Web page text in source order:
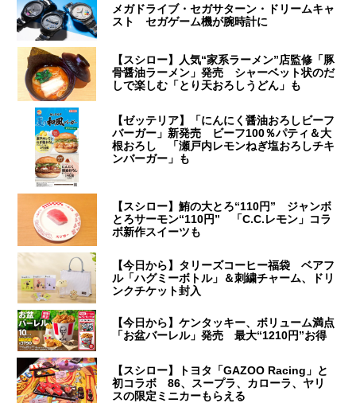
メガドライブ・セガサターン・ドリームキャ
スト セガゲーム機が腕時計に
【スシロー】人気“家系ラーメン”店監修「豚
骨醤油ラーメン」発売 シャーベット状のだ
しで楽しむ「とり天おろしうどん」も
【ゼッテリア】「にんにく醤油おろしビーフ
バーガー」新発売 ビーフ100％パティ＆大
根おろし 「瀬戸内レモンねぎ塩おろしチキ
ンバーガー」も
【スシロー】鮪の大とろ“110円” ジャンボ
とろサーモン“110円” 「C.C.レモン」コラ
ボ新作スイーツも
【今日から】タリーズコーヒー福袋 ベアフ
ル「ハグミーボトル」＆刺繍チャーム、ドリ
ンクチケット封入
【今日から】ケンタッキー、ボリューム満点
「お盆バーレル」発売 最大“1210円”お得
【スシロー】トヨタ「GAZOO Racing」と
初コラボ 86、スープラ、カローラ、ヤリ
スの限定ミニカーもらえる